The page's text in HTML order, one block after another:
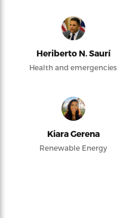
Heriberto N. Saurí
Health and emergencies
Kiara Gerena
Renewable Energy